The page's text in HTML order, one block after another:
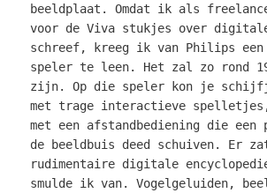
beeldplaat. Omdat ik als
voor de Viva stukjes over
schreef, kreeg ik van Philips
speler te leen. Het zal zo rond
zijn. Op die speler kon je
met trage interactieve
met een afstandbediening die
de beeldbuis deed schuiven. Er
rudimentaire digitale
smulde ik van. Vogelgeluiden,